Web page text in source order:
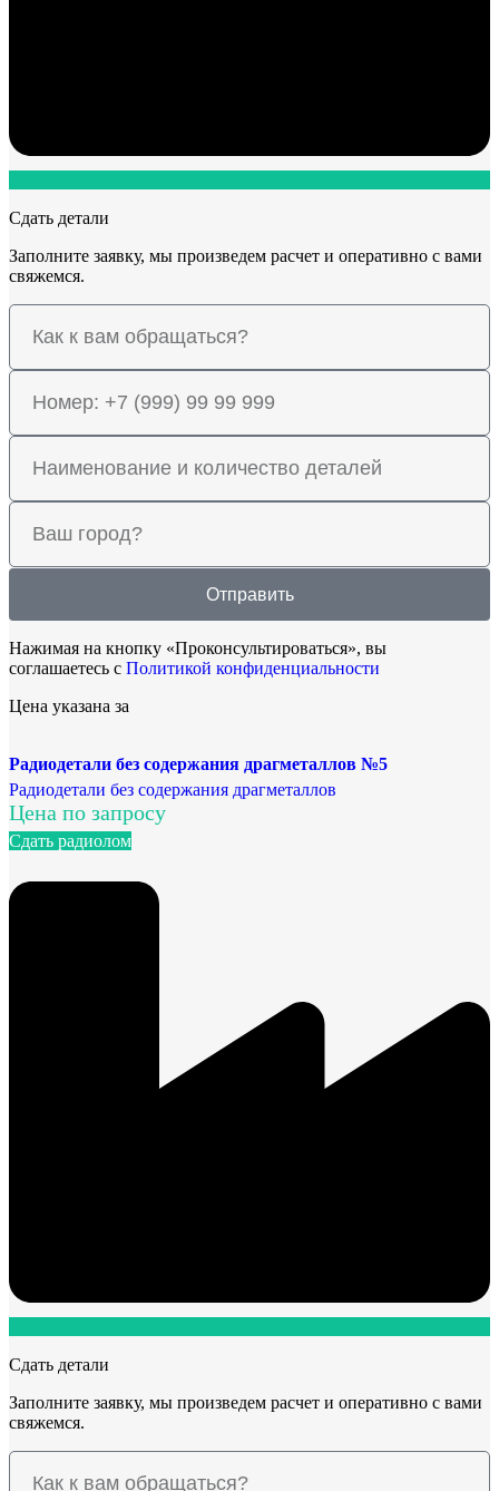
Сдать детали
Заполните заявку, мы произведем расчет и оперативно с вами
свяжемся.
Отправить
Нажимая на кнопку «Проконсультироваться», вы
соглашаетесь с Политикой конфиденциальности
Цена указана за
Радиодетали без содержания драгметаллов №5
Радиодетали без содержания драгметаллов
Цена по запросу
Сдать радиолом
Сдать детали
Заполните заявку, мы произведем расчет и оперативно с вами
свяжемся.